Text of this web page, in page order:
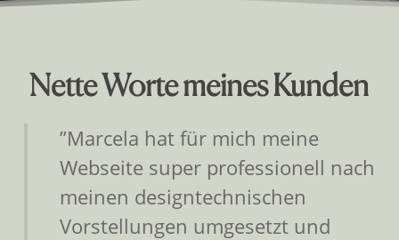
Nette Worte meines Kunden
”Marcela hat für mich meine
Webseite super professionell nach
meinen designtechnischen
Vorstellungen umgesetzt und